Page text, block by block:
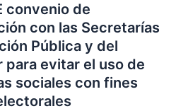
convenio de
con las Secretarías
Pública y del
para evitar el uso de
sociales con fines